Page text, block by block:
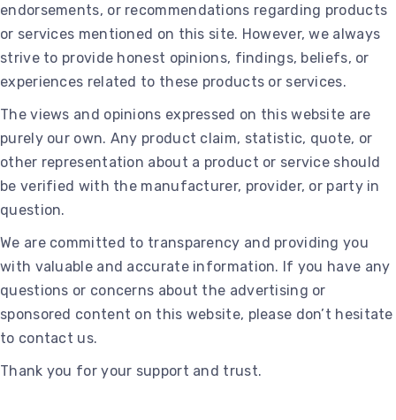
endorsements, or recommendations regarding products
or services mentioned on this site. However, we always
strive to provide honest opinions, findings, beliefs, or
experiences related to these products or services.
The views and opinions expressed on this website are
purely our own. Any product claim, statistic, quote, or
other representation about a product or service should
be verified with the manufacturer, provider, or party in
question.
We are committed to transparency and providing you
with valuable and accurate information. If you have any
questions or concerns about the advertising or
sponsored content on this website, please don’t hesitate
to contact us.
Thank you for your support and trust.